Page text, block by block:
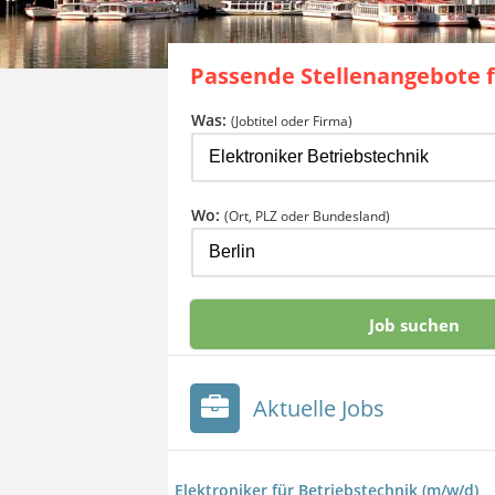
Passende Stellenangebote
Was: (Jobtitel oder Firma)
Wo: (Ort, PLZ oder Bundesland)
Aktuelle Jobs
Elektroniker für Betriebstechnik (m/w/d)